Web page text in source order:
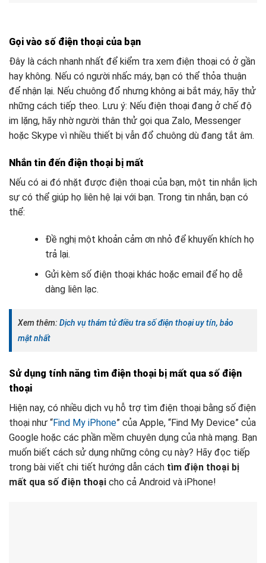
Gọi vào số điện thoại của bạn
Đây là cách nhanh nhất để kiểm tra xem điện thoại có ở gần
hay không. Nếu có người nhấc máy, bạn có thể thỏa thuận
để nhận lại. Nếu chuông đổ nhưng không ai bắt máy, hãy thử
những cách tiếp theo. Lưu ý: Nếu điện thoại đang ở chế độ
im lặng, hãy nhờ người thân thử gọi qua Zalo, Messenger
hoặc Skype vì nhiều thiết bị vẫn đổ chuông dù đang tắt âm.
Nhắn tin đến điện thoại bị mất
Nếu có ai đó nhặt được điện thoại của bạn, một tin nhắn lịch
sự có thể giúp họ liên hệ lại với bạn. Trong tin nhắn, bạn có
thể:
Đề nghị một khoản cảm ơn nhỏ để khuyến khích họ
trả lại.
Gửi kèm số điện thoại khác hoặc email để họ dễ
dàng liên lạc.
Xem thêm: Dịch vụ thám tử điều tra số điện thoại uy tín, bảo
mật nhất
Sử dụng tính năng tìm điện thoại bị mất qua số điện
thoại
Hiện nay, có nhiều dịch vụ hỗ trợ tìm điện thoại bằng số điện
thoại như “Find My iPhone” của Apple, “Find My Device” của
Google hoặc các phần mềm chuyên dụng của nhà mạng. Bạn
muốn biết cách sử dụng những công cụ này? Hãy đọc tiếp
trong bài viết chi tiết hướng dẫn cách tìm điện thoại bị
mất qua số điện thoại cho cả Android và iPhone!